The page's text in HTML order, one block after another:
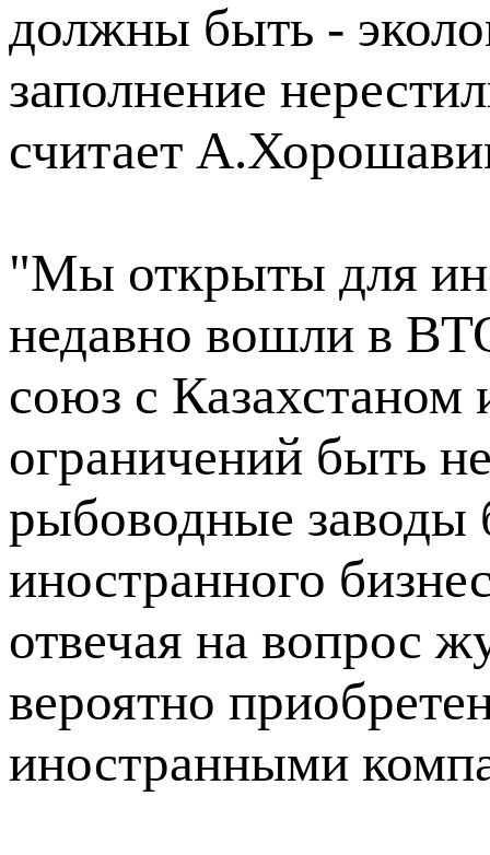
должны быть -
заполнение
считает
"Мы открыты для
недавно вошли в
союз с Казахстаном
ограничений быть
рыбоводные заводы
иностранного
отвечая на вопрос
вероятно
иностранными